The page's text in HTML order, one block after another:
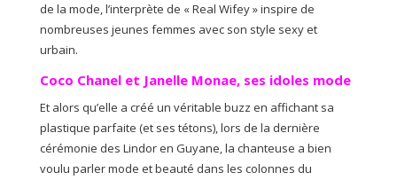
de la mode, l’interprète de « Real Wifey » inspire de
nombreuses jeunes femmes avec son style sexy et
urbain.
Coco Chanel et Janelle Monae, ses idoles mode
Et alors qu’elle a créé un véritable buzz en affichant sa
plastique parfaite (et ses tétons), lors de la dernière
cérémonie des Lindor en Guyane, la chanteuse a bien
voulu parler mode et beauté dans les colonnes du